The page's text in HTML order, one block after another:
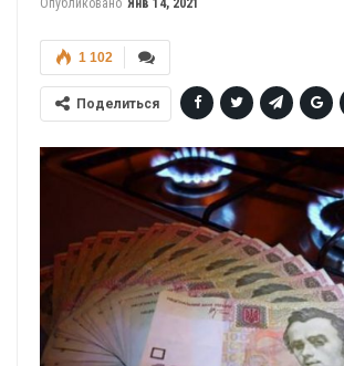
Опубликовано Янв 14, 2021
1 102
Поделиться